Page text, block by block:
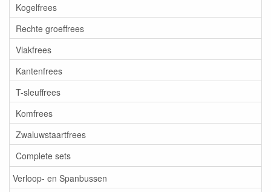
Kogelfrees
Rechte groeffrees
Vlakfrees
Kantenfrees
T-sleuffrees
Komfrees
Zwaluwstaartfrees
Complete sets
Verloop- en Spanbussen